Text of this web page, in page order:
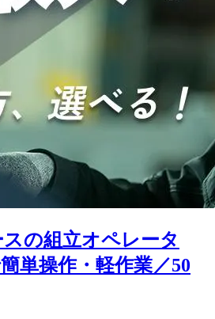
スの組立オペレータ
単操作・軽作業／50